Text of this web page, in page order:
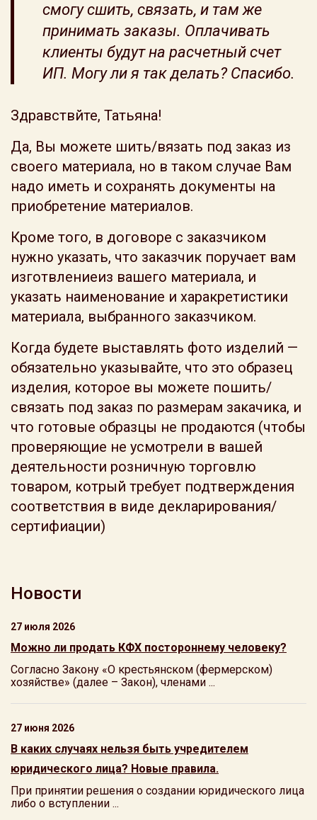
смогу сшить, связать, и там же
принимать заказы. Оплачивать
клиенты будут на расчетный счет
ИП. Могу ли я так делать? Спасибо.
Здравствйте, Татьяна!
Да, Вы можете шить/вязать под заказ из
своего материала, но в таком случае Вам
надо иметь и сохранять документы на
приобретение материалов.
Кроме того, в договоре с заказчиком
нужно указать, что заказчик поручает вам
изготвлениеиз вашего материала, и
указать наименование и харакретистики
материала, выбранного заказчиком.
Когда будете выставлять фото изделий —
обязательно указывайте, что это образец
изделия, которое вы можете пошить/
связать под заказ по размерам закачика, и
что готовые образцы не продаются (чтобы
проверяющие не усмотрели в вашей
деятельности розничную торговлю
товаром, котрый требует подтверждения
соответствия в виде декларирования/
сертифиации)
Новости
27 июля 2026
Можно ли продать КФХ постороннему человеку?
Согласно Закону «О крестьянском (фермерском)
хозяйстве» (далее – Закон), членами ...
27 июня 2026
В каких случаях нельзя быть учредителем
юридического лица? Новые правила.
При принятии решения о создании юридического лица
либо о вступлении ...